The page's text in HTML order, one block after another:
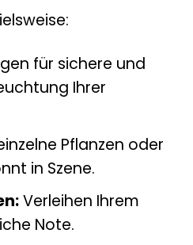
für sichere und
Ihrer
Pflanzen oder
in Szene.
Verleihen Ihrem
Note.